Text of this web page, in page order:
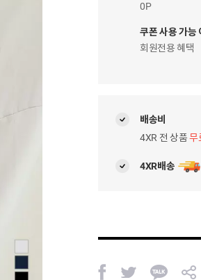
0P
쿠폰 사용 가능
회원전용 혜택
배송비
4XR 전 상품무
4XR배송
페
트
카
공